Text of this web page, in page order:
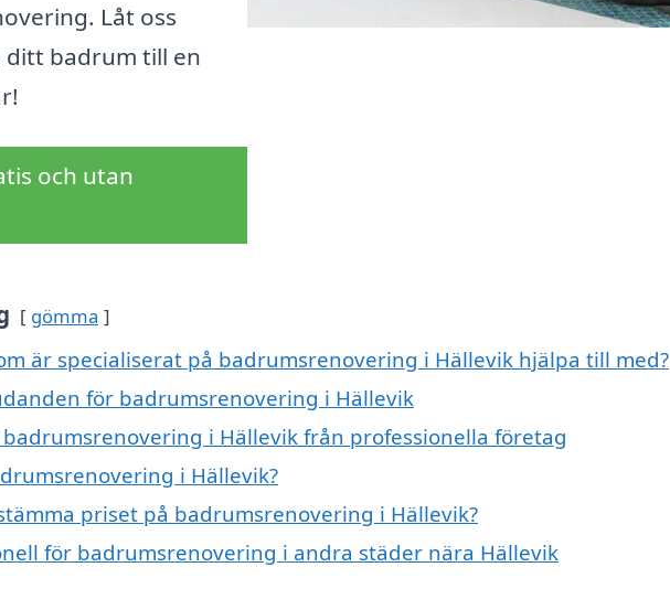
Låt oss
badrum till en
och utan
gömma
är specialiserat på badrumsrenovering i Hällevik hjälpa till med?
för badrumsrenovering i Hällevik
i Hällevik från professionella företag
i Hällevik?
priset på badrumsrenovering i Hällevik?
för badrumsrenovering i andra städer nära Hällevik